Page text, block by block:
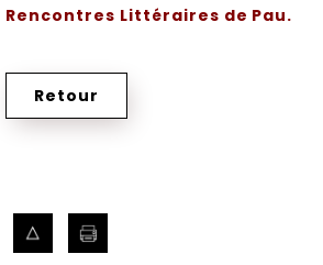
Rencontres Littéraires de Pau.
Retour